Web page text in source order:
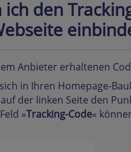
den
Anbieter erhaltenen
in Ihren Homepage-
der linken Seite den
»Tracking-Code«